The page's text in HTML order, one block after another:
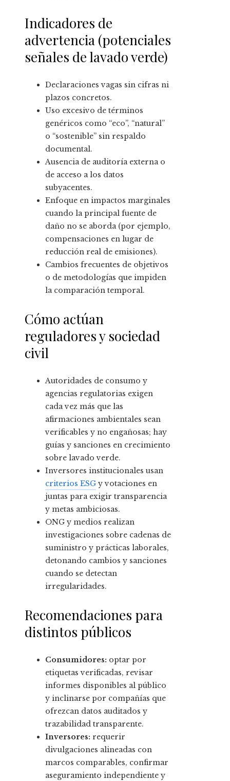
Indicadores de
advertencia (potenciales
señales de lavado verde)
Declaraciones vagas sin cifras ni
plazos concretos.
Uso excesivo de términos
genéricos como “eco”, “natural”
o “sostenible” sin respaldo
documental.
Ausencia de auditoría externa o
de acceso a los datos
subyacentes.
Enfoque en impactos marginales
cuando la principal fuente de
daño no se aborda (por ejemplo,
compensaciones en lugar de
reducción real de emisiones).
Cambios frecuentes de objetivos
o de metodologías que impiden
la comparación temporal.
Cómo actúan
reguladores y sociedad
civil
Autoridades de consumo y
agencias regulatorias exigen
cada vez más que las
afirmaciones ambientales sean
verificables y no engañosas; hay
guías y sanciones en crecimiento
sobre lavado verde.
Inversores institucionales usan
criterios ESG y votaciones en
juntas para exigir transparencia
y metas ambiciosas.
ONG y medios realizan
investigaciones sobre cadenas de
suministro y prácticas laborales,
detonando cambios y sanciones
cuando se detectan
irregularidades.
Recomendaciones para
distintos públicos
Consumidores: optar por
etiquetas verificadas, revisar
informes disponibles al público
y inclinarse por compañías que
ofrezcan datos auditados y
trazabilidad transparente.
Inversores: requerir
divulgaciones alineadas con
marcos comparables, confirmar
aseguramiento independiente y